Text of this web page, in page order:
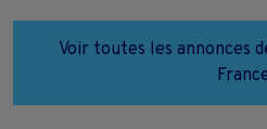
Voir toutes les annonces